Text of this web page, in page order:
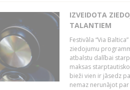
IZVEIDOTA
TALANTIEM
Festivāla “Via
ziedojumu
atbalstu dalībai
maksas
bieži vien ir jāsedz
nemaz nerunājot